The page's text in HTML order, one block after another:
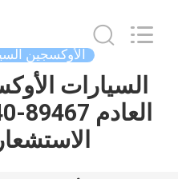
الصفحة
الرئيسية
Limited.
Reserved.
الأوكسجين
السيارات